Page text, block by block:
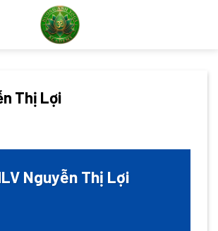
Thị Lợi
Nguyễn Thị Lợi